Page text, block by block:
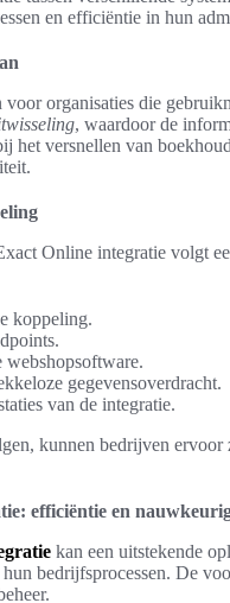
en efficiëntie in hun
organisaties die
, waardoor de
het versnellen van
Online integratie volgt
koppeling.
gegevensoverdracht.
van de integratie.
kunnen bedrijven
efficiëntie en
kan een uitstekende
bedrijfsprocessen. De